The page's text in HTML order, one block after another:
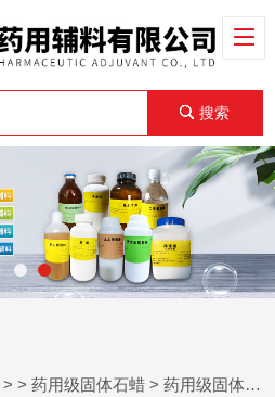
搜索
> >药用级固体石蜡 > 药用级固体石蜡25kg和微晶蜡的区别